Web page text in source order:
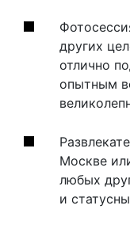
других
отлично
опытным
Москве
любых
и